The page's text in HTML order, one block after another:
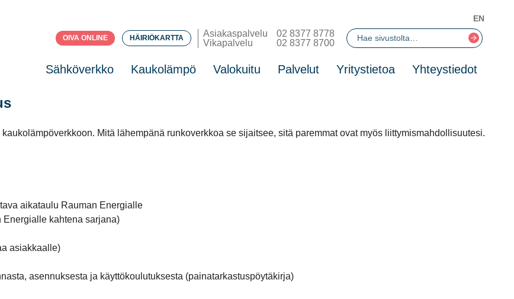
OIVA ONLINE HÄIRIÖKARTTA Asiakaspalvelu
02 8377 8778
Vikapalvelu
02 8377 8700
Sähköverkko Kaukolämpö Valokuitu Palvelut Yritystietoa Yhteystiedot
EN
Mitä lähempänä runkoverkkoa se sijaitsee, sitä paremmat ovat myös liittymismahdollisuutesi.
aikataulu Rauman Energialle
Energialle kahtena sarjana)
asiakkaalle)
asennuksesta ja käyttökoulutuksesta (painatarkastuspöytäkirja)